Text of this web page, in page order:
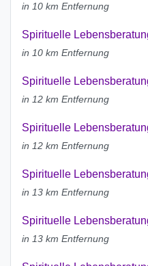
in 10 km Entfernung
Spirituelle
in 10 km Entfernung
Spirituelle
in 12 km Entfernung
Spirituelle
in 12 km Entfernung
Spirituelle
in 13 km Entfernung
Spirituelle
in 13 km Entfernung